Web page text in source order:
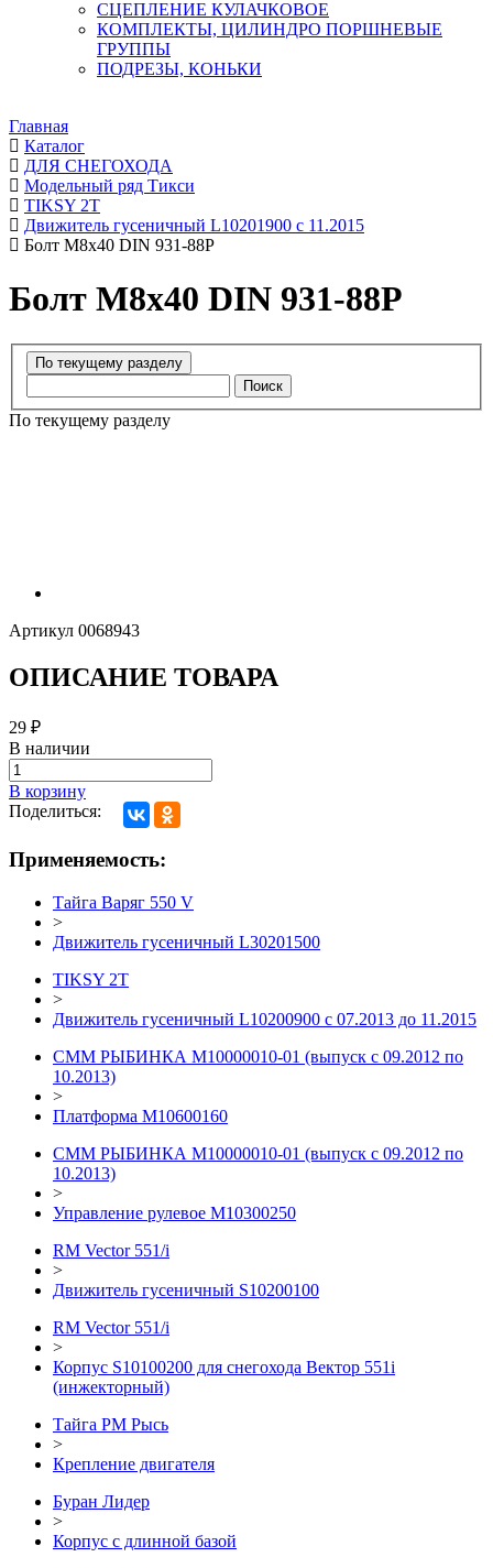
СЦЕПЛЕНИЕ КУЛАЧКОВОЕ
КОМПЛЕКТЫ, ЦИЛИНДРО ПОРШНЕВЫЕ
ГРУППЫ
ПОДРЕЗЫ, КОНЬКИ
Главная
Каталог
ДЛЯ СНЕГОХОДА
Модельный ряд Тикси
TIKSY 2T
Движитель гусеничный L10201900 с 11.2015
Болт М8х40 DIN 931-88P
Болт М8х40 DIN 931-88P
Поиск
По текущему разделу
Артикул 0068943
ОПИСАНИЕ ТОВАРА
29 ₽
В наличии
В корзину
Поделиться:
Применяемость:
Тайга Варяг 550 V
>
Движитель гусеничный L30201500
TIKSY 2T
>
Движитель гусеничный L10200900 с 07.2013 до 11.2015
СММ РЫБИНКА M10000010-01 (выпуск с 09.2012 по
10.2013)
>
Платформа M10600160
СММ РЫБИНКА M10000010-01 (выпуск с 09.2012 по
10.2013)
>
Управление рулевое М10300250
RM Vector 551/i
>
Движитель гусеничный S10200100
RM Vector 551/i
>
Корпус S10100200 для снегохода Вектор 551i
(инжекторный)
Тайга РМ Рысь
>
Крепление двигателя
Буран Лидер
>
Корпус с длинной базой